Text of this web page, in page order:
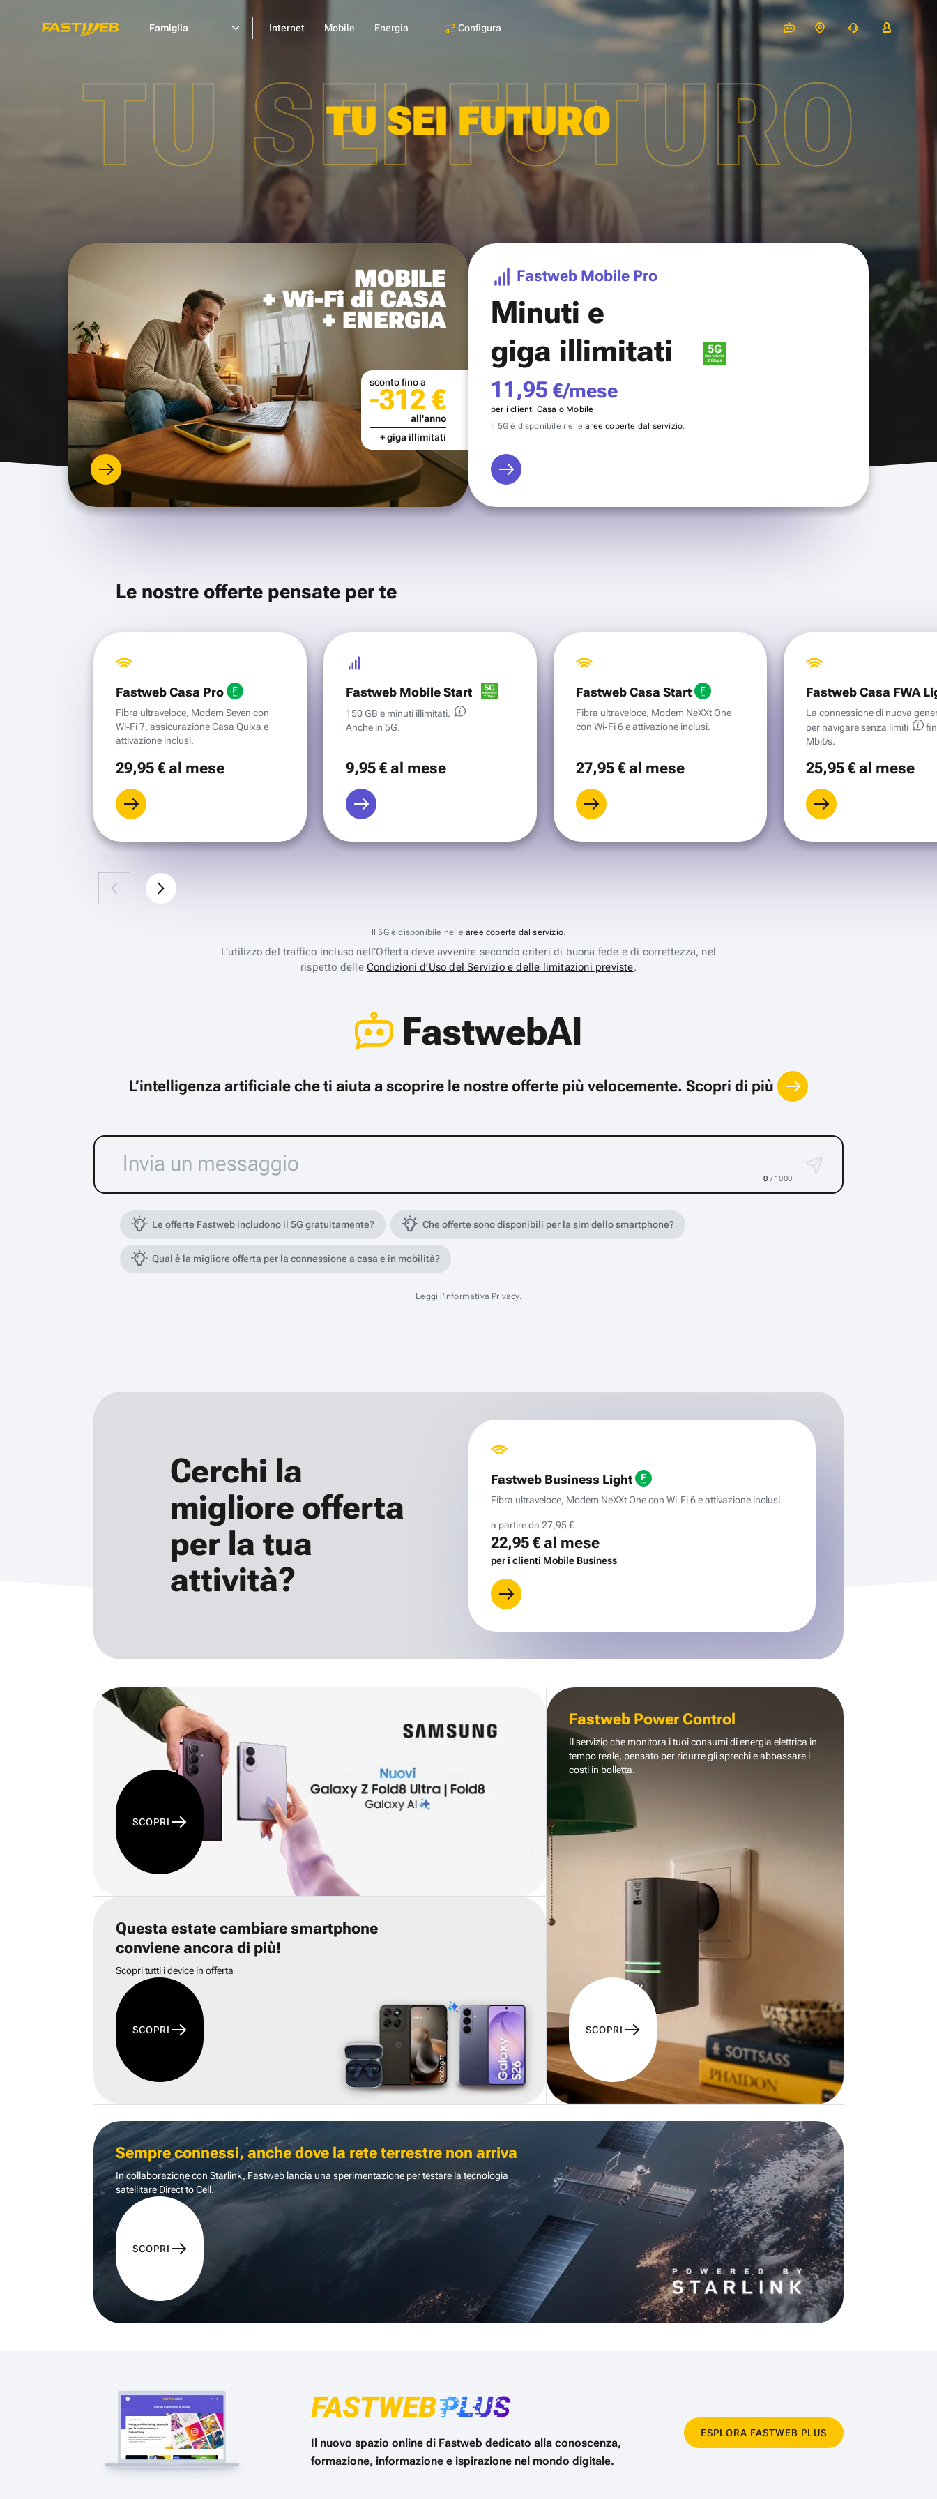
Famiglia Internet Mobile Energia Configura
TU SEI FUTURO
TU SEI FUTURO
MOBILE
+ Wi-Fi di CASA
+ ENERGIA
sconto fino a
-312 €
all'anno
+ giga illimitati
Fastweb Mobile Pro
Minuti e
giga illimitati
11,95 €/mese
per i clienti Casa o Mobile
Il 5G è disponibile nellearee coperte dal servizio.
Le nostre offerte pensate per te
Fastweb Casa Pro
Fibra ultraveloce, Modem Seven con
Wi‑Fi 7, assicurazione Casa Quixa e
attivazione inclusi.
29,95 €al mese
Fastweb Mobile Start
150 GB e minuti illimitati.
Anche in 5G.
9,95 €al mese
Fastweb Casa Start
Fibra ultraveloce, Modem NeXXt One
con Wi‑Fi 6 e attivazione inclusi.
27,95 €al mese
Fastweb Casa FWA
La connessione di nuova
per navigare senza limiti
Mbit/s.
25,95 €al mese
Il 5G è disponibile nelle aree coperte dal servizio.
L’utilizzo del traffico incluso nell’Offerta deve avvenire secondo criteri di buona fede e di correttezza, nel
rispetto delleCondizioni d’Uso del Servizio e delle limitazioni previste.
FastwebAI
L’intelligenza artificiale che ti aiuta a scoprire le nostre offerte più velocemente. Scopri di più
0 / 1000
Le offerte Fastweb includono il 5G gratuitamente? Che offerte sono disponibili per la sim dello smartphone?
Qual è la migliore offerta per la connessione a casa e in mobilità?
Leggi l'informativa Privacy.
Cerchi la
migliore offerta
per la tua
attività?
Fastweb Business Light
Fibra ultraveloce, Modem NeXXt One con Wi‑Fi 6 e attivazione inclusi.
a partire da 27,95 €
22,95 €al mese
per i clienti Mobile Business
SCOPRI
Questa estate cambiare smartphone
conviene ancora di più!
Scopri tutti i device in offerta
SCOPRI
Fastweb Power Control
Il servizio che monitora i tuoi consumi di energia elettrica in
tempo reale, pensato per ridurre gli sprechi e abbassare i
costi in bolletta.
SCOPRI
Sempre connessi, anche dove la rete terrestre non arriva
In collaborazione con Starlink, Fastweb lancia una sperimentazione per testare la tecnologia
satellitare Direct to Cell.
SCOPRI
Il nuovo spazio online di Fastweb dedicato alla conoscenza,
formazione, informazione e ispirazione nel mondo digitale.
ESPLORA FASTWEB PLUS